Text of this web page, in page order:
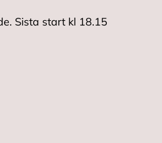
Sista start kl 18.15